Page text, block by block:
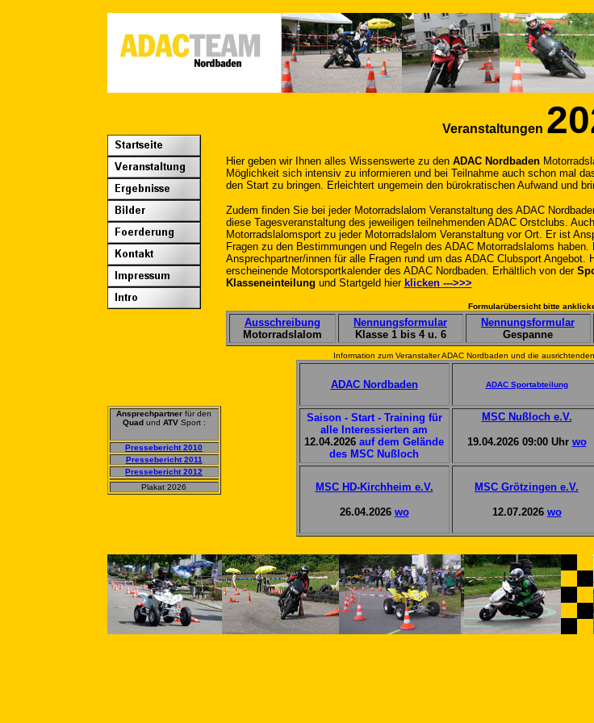
Veranstaltungen
Hier geben wir Ihnen alles Wissenswerte zu den ADAC Nordbaden
Möglichkeit sich intensiv zu informieren und bei Teilnahme auch schon mal
den Start zu bringen. Erleichtert ungemein den bürokratischen Aufwand und
Zudem finden Sie bei jeder Motorradslalom Veranstaltung des ADAC
diese Tagesveranstaltung des jeweiligen teilnehmenden ADAC Orstclubs.
Motorradslalomsport zu jeder Motorradslalom Veranstaltung vor Ort. Er ist
Fragen zu den Bestimmungen und Regeln des ADAC Motorradslaloms
Ansprechpartner/innen für alle Fragen rund um das ADAC Clubsport
erscheinende Motorsportkalender des ADAC Nordbaden. Erhältlich von der
Klasseneinteilung und Startgeld hier klicken --->>>
Formularübersicht bitte
Ausschreibung
Motorradslalom
Nennungsformular
Klasse 1 bis 4 u. 6
Nennungsformular
Gespanne
Ansprechpartner für den
Quadund ATVSport :
Pressebericht 2010
Pressebericht 2011
Pressebericht 2012
Plakat 2026
Information zum Veranstalter ADAC Nordbaden und die
ADAC Nordbaden ADAC Sportabteilung
Saison - Start - Training für
alle Interessierten am
12.04.2026 auf dem Gelände
des MSC Nußloch
MSC Nußloch e.V.
19.04.2026 09:00 Uhr wo
MSC HD-Kirchheim e.V.
26.04.2026 wo
MSC Grötzingen e.V.
12.07.2026 wo